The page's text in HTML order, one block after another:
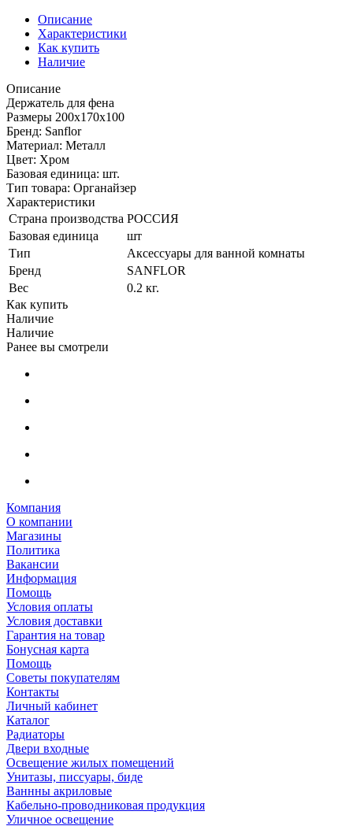
Описание
Характеристики
Как купить
Наличие
Описание
Держатель для фена
Размеры 200х170х100
Бренд: Sanflor
Материал: Металл
Цвет: Хром
Базовая единица: шт.
Тип товара: Органайзер
Характеристики
Страна производства РОССИЯ
Базовая единица
шт
Тип
Аксессуары для ванной комнаты
Бренд
SANFLOR
Вес
0.2 кг.
Как купить
Наличие
Наличие
Ранее вы смотрели
Компания
О компании
Магазины
Политика
Вакансии
Информация
Помощь
Условия оплаты
Условия доставки
Гарантия на товар
Бонусная карта
Помощь
Советы покупателям
Контакты
Личный кабинет
Каталог
Радиаторы
Двери входные
Освещение жилых помещений
Унитазы, писсуары, биде
Ваннны акриловые
Кабельно-проводниковая продукция
Уличное освещение